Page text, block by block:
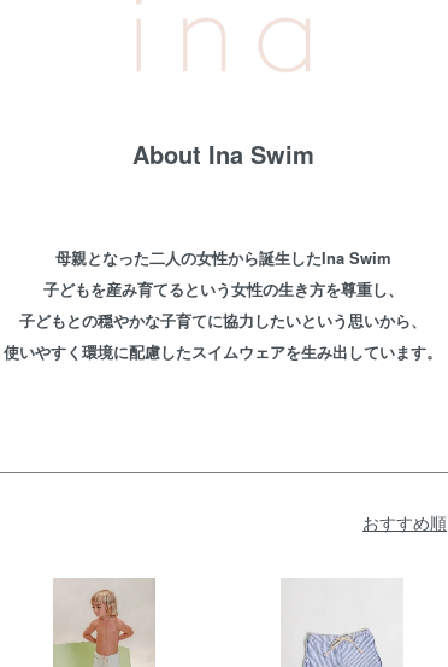
About Ina Swim
母親となった二人の女性から誕生したIna Swim
子どもを産み育てるという女性の生き方を尊重し、
子どもとの穏やかな子育てに協力したいという思いから、
使いやすく環境に配慮したスイムウェアを生み出しています。
おすすめ順